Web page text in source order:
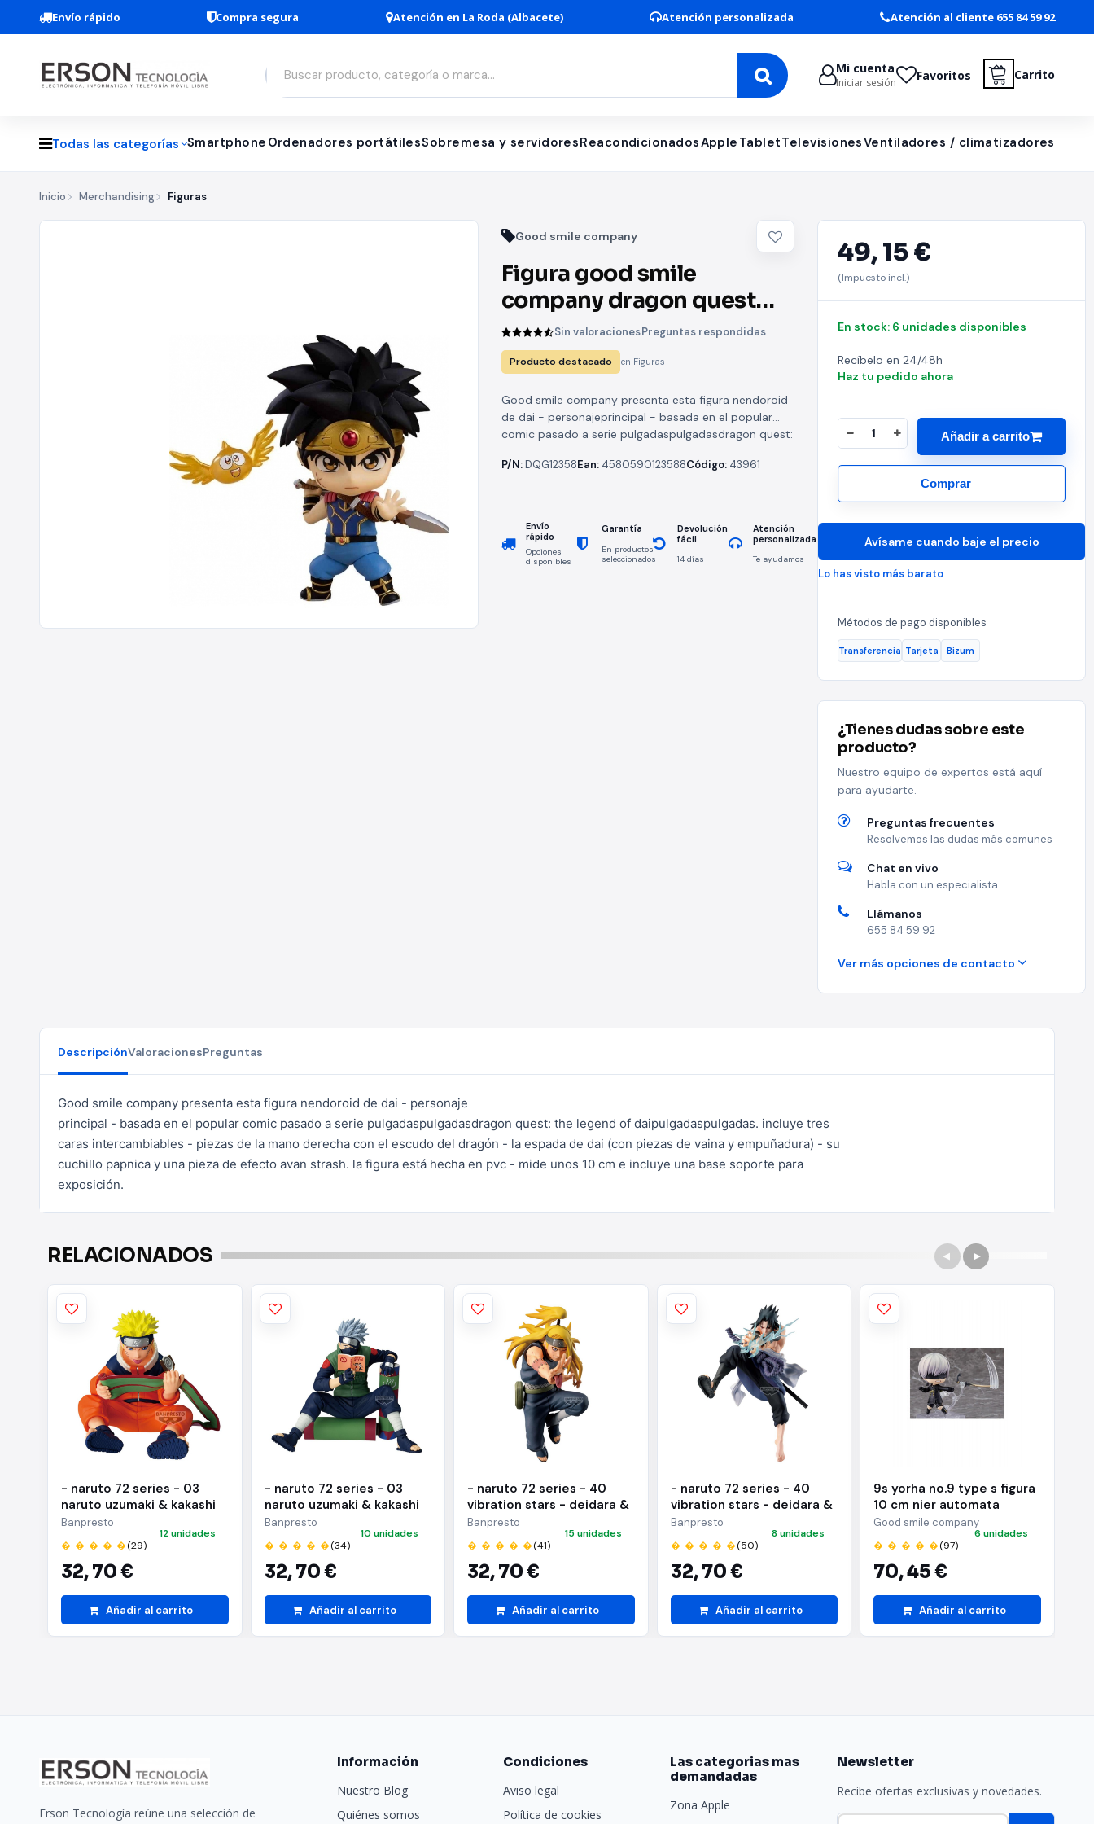
Envío rápido Compra segura Atención en La Roda (Albacete) Atención personalizada Atención al cliente 655 84 59 92
Mi cuenta
Iniciar sesión Favoritos Carrito
Todas las categorías Smartphone Ordenadores portátilesSobremesa y servidoresReacondicionadosApple TabletTelevisionesVentiladores / climatizadores
Inicio Merchandising Figuras
Good smile company
Figura good smile
company dragon quest
the legend of dai dai
nendoroid
Sin valoracionesPreguntas respondidas
Producto destacado en Figuras
Good smile company presenta esta figura nendoroid
de dai - personajeprincipal - basada en el popular
comic pasado a serie pulgadaspulgadasdragon quest:
P/N:DQG12358Ean: 4580590123588Código: 43961
Envío
rápido
Opciones
disponibles
Garantía
En productos
seleccionados
Devolución
fácil
14 días
Atención
personalizada
Te ayudamos
49,15 €
(Impuesto incl.)
En stock: 6 unidades disponibles
Recíbelo en 24/48h
Haz tu pedido ahora
Añadir a carrito
Comprar
Avísame cuando baje el precio
Lo has visto más barato
Métodos de pago disponibles
Transferencia Tarjeta Bizum
¿Tienes dudas sobre este
producto?
Nuestro equipo de expertos está aquí
para ayudarte.
Preguntas frecuentes
Resolvemos las dudas más comunes
Chat en vivo
Habla con un especialista
Llámanos
655 84 59 92
Ver más opciones de contacto
DescripciónValoracionesPreguntas
Good smile company presenta esta figura nendoroid de dai - personaje
principal - basada en el popular comic pasado a serie pulgadaspulgadasdragon quest: the legend of daipulgadaspulgadas. incluye tres
caras intercambiables - piezas de la mano derecha con el escudo del dragón - la espada de dai (con piezas de vaina y empuñadura) - su
cuchillo papnica y una pieza de efecto avan strash. la figura está hecha en pvc - mide unos 10 cm e incluye una base soporte para
exposición.
RELACIONADOS
- naruto 72 series - 03
naruto uzumaki & kakashi
hatake(a:naruto uzumaki)
Banpresto
� � � � �(29)
32,70 €
12 unidades
Añadir al carrito
- naruto 72 series - 03
naruto uzumaki & kakashi
hatake(b:kakashi hatake)
Banpresto
� � � � �(34)
32,70 €
10 unidades
Añadir al carrito
- naruto 72 series - 40
vibration stars - deidara &
sasuke uchiha - (a:deidara)
Banpresto
� � � � �(41)
32,70 €
15 unidades
Añadir al carrito
- naruto 72 series - 40
vibration stars - deidara &
sasuke uchiha - (b:sasuke
uchiha)
Banpresto
� � � � �(50)
32,70 €
8 unidades
Añadir al carrito
9s yorha no.9 type s figura
10 cm nier automata
nendoroid
Good smile company
� � � � �(97)
70,45 €
6 unidades
Añadir al carrito
Erson Tecnología reúne una selección de
Información
Nuestro Blog
Quiénes somos
Condiciones
Aviso legal
Política de cookies
Las categorias mas
demandadas
Zona Apple
Newsletter
Recibe ofertas exclusivas y novedades.